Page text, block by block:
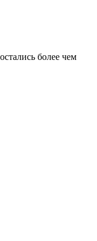
более чем